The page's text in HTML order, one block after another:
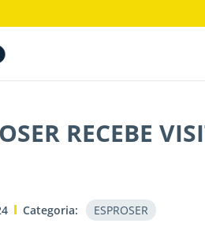
RECEBE
Categoria: ESPROSER